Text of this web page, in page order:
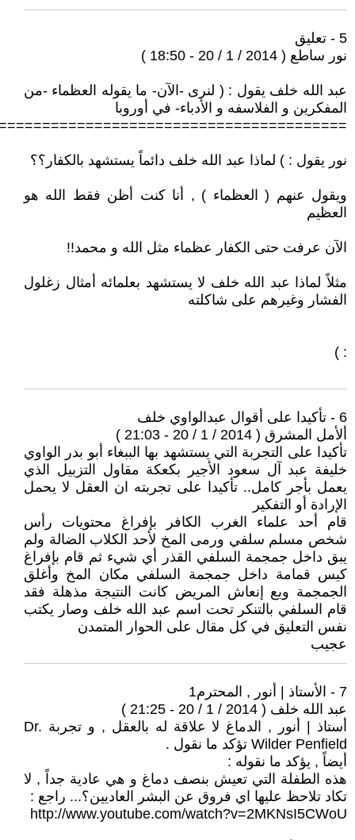
5 - تعليق
نور ساطع ( 2014 / 1 / 20 - 18:50 )
عبد الله خلف يقول : ( لنرى -الآن- ما يقوله العظماء -من
المفكرين و الفلاسفه و الأدباء- في أوروبا
نور يقول : ) لماذا عبد الله خلف دائماً يستشهد بالكفار؟؟
ويقول عنهم ( العظماء ) , أنا كنت أظن فقط الله هو
العظيم
الآن عرفت حتى الكفار عظماء مثل الله و محمد!!
مثلاً لماذا عبد الله خلف لا يستشهد بعلمائه أمثال زغلول
الفشار وغيرهم على شاكلته
: )
6 - تأكيدا على أقوال عبدالواوي خلف
ألأمل المشرق ( 2014 / 1 / 20 - 21:03 )
تأكيدا على التجربة التي يستشهد بها الببغاء أبو بدر الواوي
خليفة عبد آل سعود الأجير بكعكة مقاول التزبيل الذي
يعمل بأجر كامل.. تأكيدا على تجربته ان العقل لا يحمل
الإرادة أو التفكير
قام أحد علماء الغرب الكافر بإفراغ محتويات رأس
شخص مسلم سلفي ورمى المخ لأحد الكلاب الضالة ولم
يبق داخل جمجمة السلفي القذر أي شيء ثم قام بإفراغ
كيس قمامة داخل جمجمة السلفي مكان المخ وأغلق
الجمجمة وبع إنعاش المريض كانت النتيجة مذهلة فقد
قام السلفي بالتنكر تحت اسم عبد الله خلف وصار يكتب
نفس التعليق في كل مقال على الحوار المتمدن
عجيب
7 - الأستاذ | أنور , المحترم1
عبد الله خلف ( 2014 / 1 / 20 - 21:25 )
أستاذ | أنور , الدماغ لا علاقة له بالعقل , و تجربة Dr.
Wilder Penfield تؤكد ما نقول .
أيضاً , يؤكد ما نقوله :
هذه الطفلة التي تعيش بنصف دماغ و هي عادية جداً , لا
تكاد تلاحظ عليها اي فروق عن البشر العاديين؟... راجع :
http://www.youtube.com/watch?v=2MKNsI5CWoU